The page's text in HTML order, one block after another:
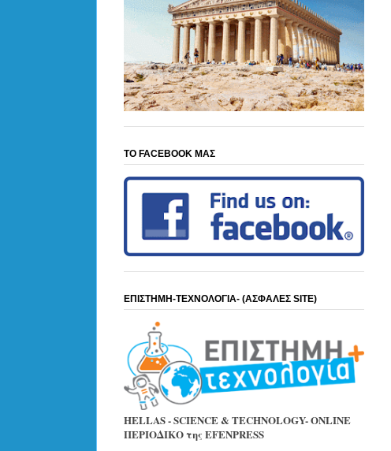
ΤΟ FACEBOOK ΜΑΣ
ΕΠΙΣΤΗΜΗ-ΤΕΧΝΟΛΟΓΙΑ- (ΑΣΦΑΛΕΣ SITE)
HELLAS - SCIENCE & TECHNOLOGY- ONLINE
ΠΕΡΙΟΔΙΚΟ της EFENPRESS